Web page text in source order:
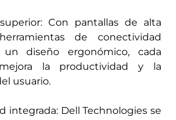
Con pantallas de alta
de conectividad
un diseño ergonómico, cada
la productividad y la
usuario.
integrada: Dell Technologies se